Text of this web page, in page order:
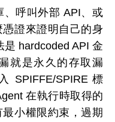
、呼叫外部 API、或
證來證明自己的身
hardcoded API 金
就是永久的存取漏
SPIFFE/SPIRE 標
在執行時取得的
小權限約束，過期